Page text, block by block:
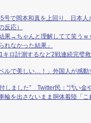
で岡本和真を上回り、日本人
反応）
果→ちゃんと理解してて笑う
なかった結果」
ロ計測するなど2戦連続完璧
ルで美しい…！」外国人が感
しました” Twitter民：“汚い
輪を出さないまま胴体着陸「